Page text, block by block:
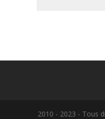
2010 - 2023 - Tous